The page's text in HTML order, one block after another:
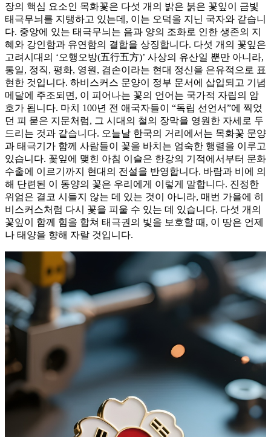
장의 핵심 요소인 목화꽃은 다섯 개의 밝은 붉은 꽃잎이 금빛
태극무늬를 지탱하고 있는데, 이는 오덕을 지닌 국자와 같습니
다. 중앙에 있는 태극무늬는 음과 양의 조화로 인한 생존의 지
혜와 강인함과 유연함의 결합을 상징합니다. 다섯 개의 꽃잎은
고려시대의 ‘오행오방(五行五方)’ 사상의 유산일 뿐만 아니라,
통일, 정직, 평화, 영원, 겸손이라는 현대 정신을 은유적으로 표
현한 것입니다. 하비스커스 문양이 정부 문서에 삽입되고 기념
메달에 주조되면, 이 피어나는 꽃의 언어는 국가적 자립의 암
호가 됩니다. 마치 100년 전 애국자들이 “독립 선언서”에 찍었
던 피 묻은 지문처럼, 그 시대의 철의 장막을 영원한 자세로 두
드리는 것과 같습니다. 오늘날 한국의 거리에서는 목화꽃 문양
과 태극기가 함께 사람들이 꽃을 바치는 엄숙한 행렬을 이루고
있습니다. 꽃잎에 맺힌 아침 이슬은 한강의 기적에서부터 문화
수출에 이르기까지 현대의 전설을 반영합니다. 바람과 비에 의
해 단련된 이 동양의 꽃은 우리에게 이렇게 말합니다. 진정한
위엄은 결코 시들지 않는 데 있는 것이 아니라, 매번 가을에 히
비스커스처럼 다시 꽃을 피울 수 있는 데 있습니다. 다섯 개의
꽃잎이 함께 힘을 합쳐 태극권의 빛을 보호할 때, 이 땅은 언제
나 태양을 향해 자랄 것입니다.